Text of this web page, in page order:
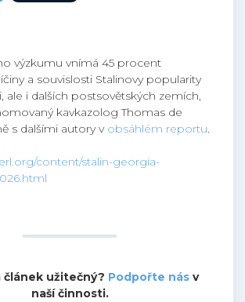
výzkumu vnímá 45 procent
a souvislosti Stalinovy popularity
ale i dalších postsovětských zemích,
kavkazolog Thomas de
s dalšími autory v obsáhlém reportu.
content/stalin-georgia-
článek užitečný? Podpořte násv
naší činnosti.